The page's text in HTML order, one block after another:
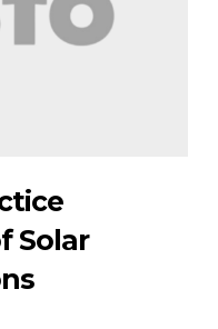
Solar